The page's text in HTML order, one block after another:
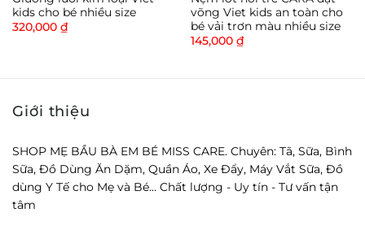
kids cho bé nhiều size
320,000 ₫
võng Viet kids an toàn cho
bé vải trơn màu nhiều size
145,000 ₫
Giới thiệu
SHOP MẸ BẦU BÀ EM BÉ MISS CARE. Chuyên: Tã, Sữa, Bình
Sữa, Đồ Dùng Ăn Dặm, Quần Áo, Xe Đẩy, Máy Vắt Sữa, Đồ
dùng Y Tế cho Mẹ và Bé... Chất lượng - Uy tín - Tư vấn tận
tâm